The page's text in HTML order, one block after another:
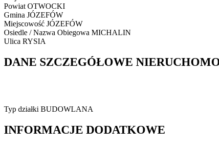
Powiat OTWOCKI
Gmina JÓZEFÓW
Miejscowość JÓZEFÓW
Osiedle / Nazwa Obiegowa MICHALIN
Ulica RYSIA
DANE SZCZEGÓŁOWE
Typ działki BUDOWLANA
INFORMACJE DODATKOWE